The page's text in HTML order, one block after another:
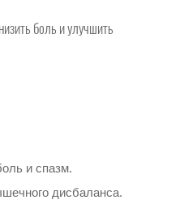
боль и улучшить
и спазм.
дисбаланса.